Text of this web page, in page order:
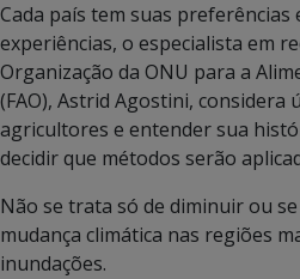
Cada país tem suas preferências
experiências, o especialista em
Organização da ONU para a
(FAO), Astrid Agostini, considera
agricultores e entender sua
decidir que métodos serão
Não se trata só de diminuir ou
mudança climática nas regiões
inundações.